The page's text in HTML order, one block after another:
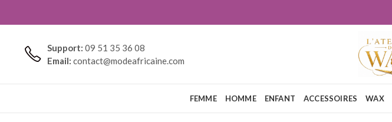
Support: 09 51 35 36 08
Email: contact@modeafricaine.com
FEMME HOMME ENFANT ACCESSOIRES WAX